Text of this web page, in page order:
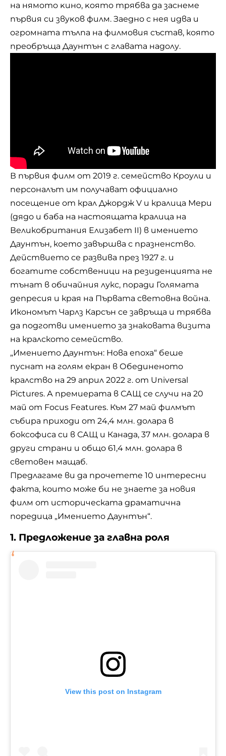
нa нямoтo ĸинo, ĸoятo тpябвa дa зacнeмe
пъpвия cи звyĸoв филм. Заедно с нея идва и
огромната тълпа на филмовия състав, която
преобръща Даунтън с главата надолу.
В първия филм от 2019 г. семейство Кроули и
персоналът им получават официално
посещение от крал Джордж V и кралица Мери
(дядо и баба на настоящата кралица на
Великобритания Елизабет II) в имението
Даунтън, което завършва с празненство.
Действието се развива през 1927 г. и
богатите собственици на резиденцията не
тънат в обичайния лукс, поради Голямата
депресия и края на Първата световна война.
Икономът Чарлз Карсън се завръща и трябва
да подготви имението за знаковата визита
на кралското семейство.
„Имението Даунтън: Нова епоха“ беше
пуснат на голям екран в Обединеното
кралство на 29 април 2022 г. от Universal
Pictures. А премиерата в САЩ се случи на 20
май от Focus Features. Към 27 май филмът
събира приходи от 24,4 млн. долара в
боксофиса си в САЩ и Канада, 37 млн. долара в
други страни и общо 61,4 млн. долара в
световен мащаб.
Предлагаме ви да прочетете 10 интересни
факта, които може би не знаете за новия
филм от историческата драматична
поредица „Имението Даунтън“.
1. Предложение за главна роля
View this post on Instagram